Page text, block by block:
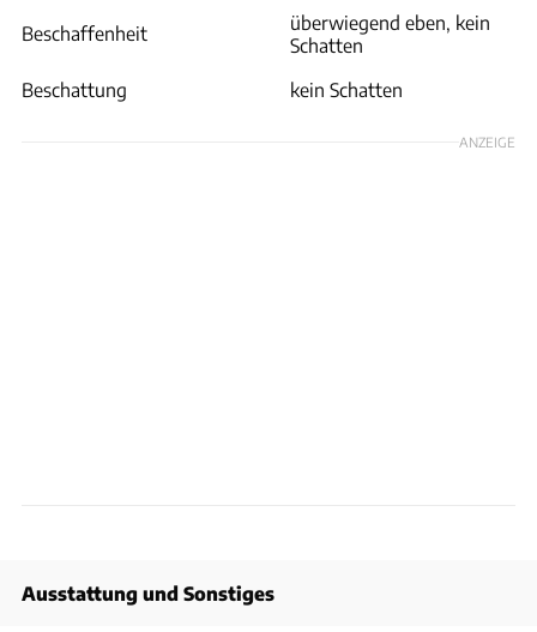
Beschaffenheit
überwiegend eben, kein
Schatten
Beschattung
kein Schatten
ANZEIGE
Ausstattung und Sonstiges